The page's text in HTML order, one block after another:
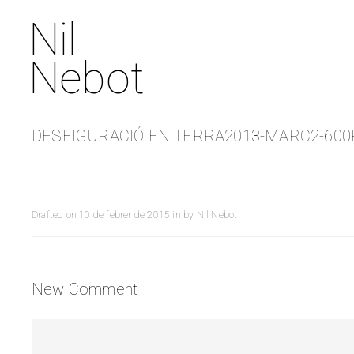
Nil
Nebot
DESFIGURACIÓ EN TERRA2013-MARC2-
Drafted on 10 de febrer de 2015 in by Nil Nebot
New Comment